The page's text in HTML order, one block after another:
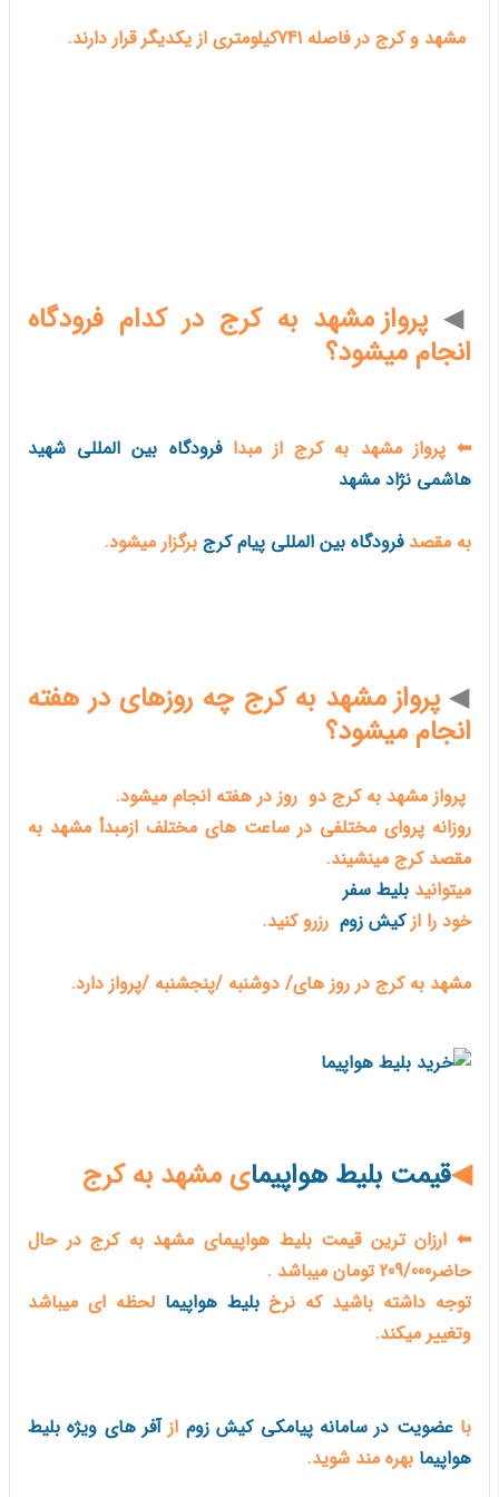
مشهد و کرج در فاصله 741کیلومتری از یکدیگر قرار دارند.
◀ پرواز مشهد به کرج در کدام فرودگاه
انجام میشود؟
⬅ پرواز مشهد به کرج از مبدافرودگاه بین المللی شهید
هاشمی نژاد مشهد
به مقصدفرودگاه بین المللی پیام کرج برگزار میشود.
◀پرواز مشهد به کرج چه روزهای در هفته
انجام میشود؟
پرواز مشهد به کرج دو روز در هفته انجام میشود.
روزانه پروای مختلفی در ساعت های مختلف ازمبدأ مشهد به
مقصد کرج مینشیند.
میتوانید بلیط سفر
خود را ازکیش زوم رزرو کنید.
مشهد به کرج در روز های/ دوشنبه /پنجشنبه /پرواز دارد.
◀قیمت بلیط هواپیمای مشهد به کرج
⬅ ارزان ترین قیمت بلیط هواپیمای مشهد به کرج در حال
حاضر209/000 تومان میباشد .
توجه داشته باشید که نرخبلیط هواپیما لحظه ای میباشد
وتغییر میکند.
باعضویت در سامانه پیامکی کیش زوم ازآفر های ویژه بلیط
هواپیما بهره مند شوید.